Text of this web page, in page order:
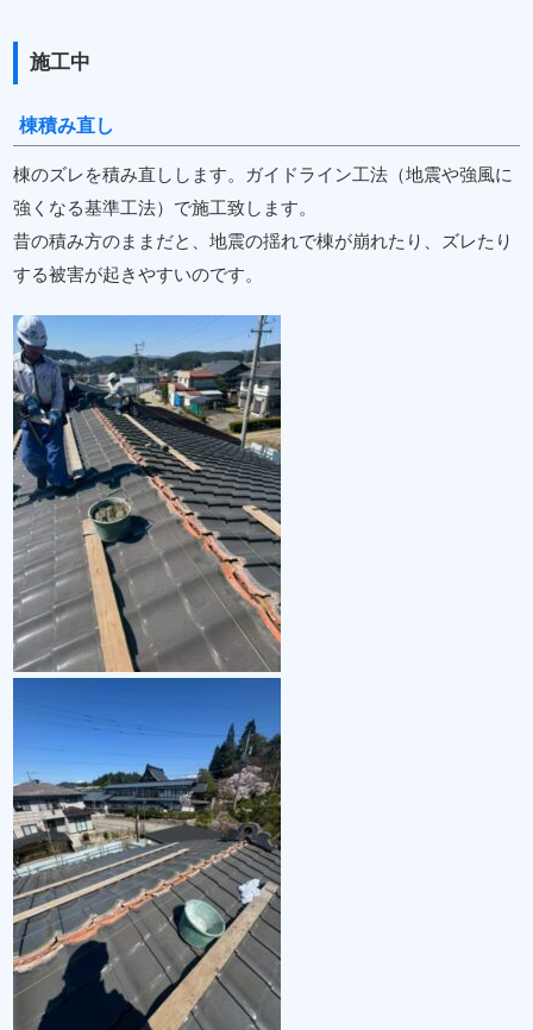
施工中
棟積み直し
棟のズレを積み直しします。ガイドライン工法（地震や強風に
強くなる基準工法）で施工致します。
昔の積み方のままだと、地震の揺れで棟が崩れたり、ズレたり
する被害が起きやすいのです。